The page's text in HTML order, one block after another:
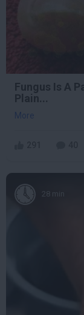
Fungus Is A
Plain...
More
28 min